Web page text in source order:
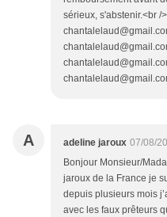
sérieux, s'abstenir.<br /
A adeline jaroux 07/08/
Bonjour Monsieur/
jaroux de la France je
depuis plusieurs mois
avec les faux prêteurs